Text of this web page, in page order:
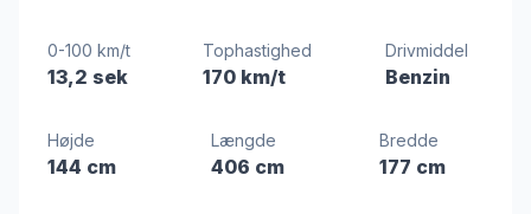
0-100 km/t
13,2 sek
Tophastighed
170 km/t
Drivmiddel
Benzin
Højde
144 cm
Længde
406 cm
Bredde
177 cm